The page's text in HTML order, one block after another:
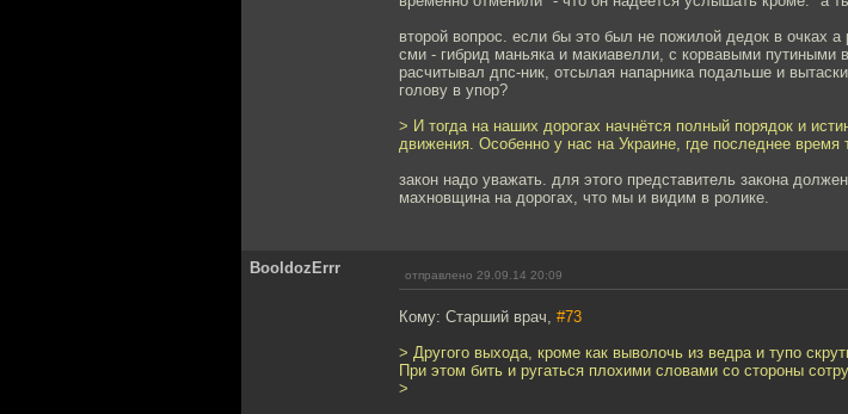
второй вопрос. если бы это был не пожилой дедок в очках а
сми - гибрид маньяка и макиавелли, с корвавыми путиными
расчитывал дпс-ник, отсылая напарника подальше и
голову в упор?
> И тогда на наших дорогах начнётся полный порядок и
движения. Особенно у нас на Украине, где последнее время
закон надо уважать. для этого представитель закона
махновщина на дорогах, что мы и видим в ролике.
BooldozErrr отправлено 29.09.14 20:09
Кому: Старший врач, #73
> Другого выхода, кроме как выволочь из ведра и тупо
При этом бить и ругаться плохими словами со стороны
>